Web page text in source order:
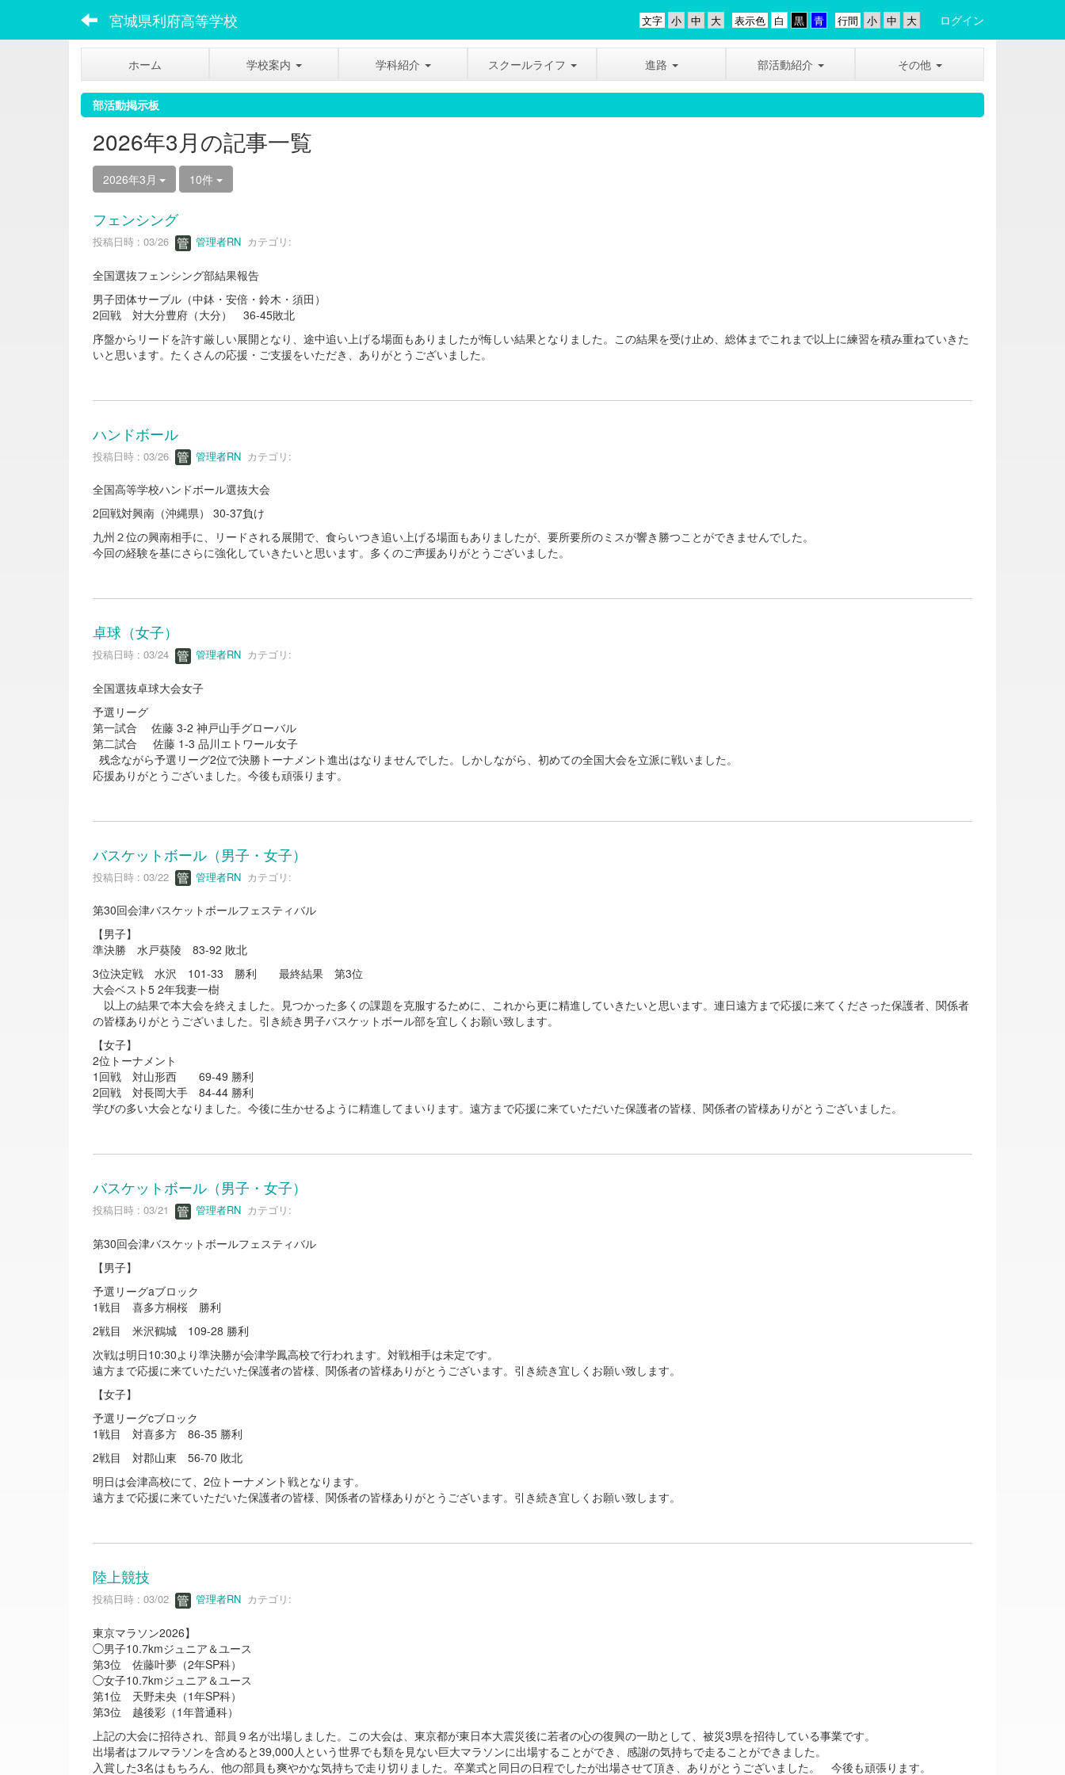
宮城県利府高等学校 行間
表示色
文字 ログイン
ホーム 学校案内 学科紹介 スクールライフ 進路 部活動紹介 その他
部活動掲示板
2026年3月の記事一覧
2026年3月 10件
フェンシング
投稿日時 : 03/26 管理者RN カテゴリ:
全国選抜フェンシング部結果報告
男子団体サーブル（中鉢・安倍・鈴木・須田）
2回戦 対大分豊府（大分） 36-45敗北
序盤からリードを許す厳しい展開となり、途中追い上げる場面もありましたが悔しい結果となりました。この結果を受け止め、総体までこれまで以上に練習を積み重ねていきた
いと思います。たくさんの応援・ご支援をいただき、ありがとうございました。
ハンドボール
投稿日時 : 03/26 管理者RN カテゴリ:
全国高等学校ハンドボール選抜大会
2回戦対興南（沖縄県） 30-37負け
九州２位の興南相手に、リードされる展開で、食らいつき追い上げる場面もありましたが、要所要所のミスが響き勝つことができませんでした。
今回の経験を基にさらに強化していきたいと思います。多くのご声援ありがとうございました。
卓球（女子）
投稿日時 : 03/24 管理者RN カテゴリ:
全国選抜卓球大会女子
予選リーグ
第一試合 佐藤 3-2 神戸山手グローバル
第二試合 佐藤 1-3 品川エトワール女子
残念ながら予選リーグ2位で決勝トーナメント進出はなりませんでした。しかしながら、初めての全国大会を立派に戦いました。
応援ありがとうございました。今後も頑張ります。
バスケットボール（男子・女子）
投稿日時 : 03/22 管理者RN カテゴリ:
第30回会津バスケットボールフェスティバル
【男子】
準決勝 水戸葵陵 83-92 敗北
3位決定戦 水沢 101-33 勝利 最終結果 第3位
大会ベスト5 2年我妻一樹
以上の結果で本大会を終えました。見つかった多くの課題を克服するために、これから更に精進していきたいと思います。連日遠方まで応援に来てくださった保護者、関係者
の皆様ありがとうございました。引き続き男子バスケットボール部を宜しくお願い致します。
【女子】
2位トーナメント
1回戦 対山形西 69-49 勝利
2回戦 対長岡大手 84-44 勝利
学びの多い大会となりました。今後に生かせるように精進してまいります。遠方まで応援に来ていただいた保護者の皆様、関係者の皆様ありがとうございました。
バスケットボール（男子・女子）
投稿日時 : 03/21 管理者RN カテゴリ:
第30回会津バスケットボールフェスティバル
【男子】
予選リーグaブロック
1戦目 喜多方桐桜 勝利
2戦目 米沢鶴城 109-28 勝利
次戦は明日10:30より準決勝が会津学鳳高校で行われます。対戦相手は未定です。
遠方まで応援に来ていただいた保護者の皆様、関係者の皆様ありがとうございます。引き続き宜しくお願い致します。
【女子】
予選リーグcブロック
1戦目 対喜多方 86-35 勝利
2戦目 対郡山東 56-70 敗北
明日は会津高校にて、2位トーナメント戦となります。
遠方まで応援に来ていただいた保護者の皆様、関係者の皆様ありがとうございます。引き続き宜しくお願い致します。
陸上競技
投稿日時 : 03/02 管理者RN カテゴリ:
東京マラソン2026】
◯男子10.7kmジュニア＆ユース
第3位 佐藤叶夢（2年SP科）
◯女子10.7kmジュニア＆ユース
第1位 天野未央（1年SP科）
第3位 越後彩（1年普通科）
上記の大会に招待され、部員９名が出場しました。この大会は、東京都が東日本大震災後に若者の心の復興の一助として、被災3県を招待している事業です。
出場者はフルマラソンを含めると39,000人という世界でも類を見ない巨大マラソンに出場することができ、感謝の気持ちで走ることができました。
入賞した3名はもちろん、他の部員も爽やかな気持ちで走り切りました。卒業式と同日の日程でしたが出場させて頂き、ありがとうございました。 今後も頑張ります。